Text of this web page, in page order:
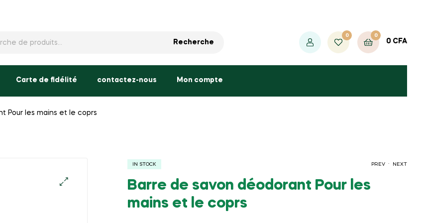
Recherche
0 0
0 CFA
Carte de fidélité contactez-nous Mon compte
Pour les mains et le coprs
PREV . NEXT
IN STOCK
Barre de savon déodorant Pour les
mains et le coprs